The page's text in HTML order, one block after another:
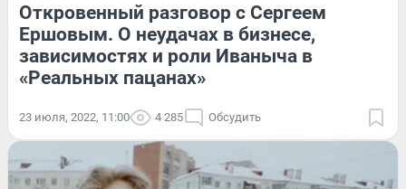
Откровенный разговор с Сергеем
Ершовым. О неудачах в бизнесе,
зависимостях и роли Иваныча в
«Реальных пацанах»
23 июля, 2022, 11:00 4 285 Обсудить